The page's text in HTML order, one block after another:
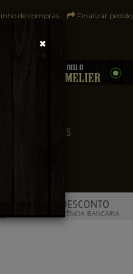
de compras Finalizar pedido
PAÍSES
×